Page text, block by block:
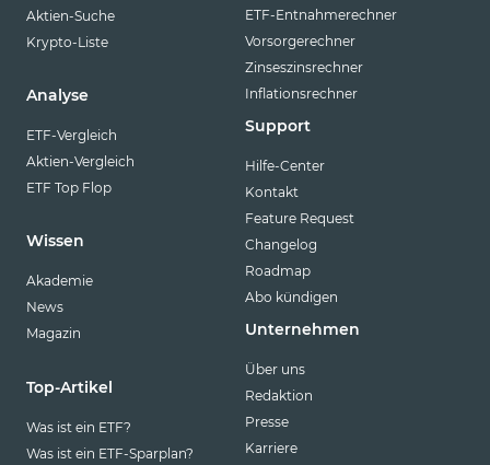
Aktien-Suche
Krypto-Liste
Analyse
ETF-Vergleich
Aktien-Vergleich
ETF Top Flop
Wissen
Akademie
News
Magazin
Top-Artikel
Was ist ein ETF?
Was ist ein ETF-Sparplan?
ETF-Entnahmerechner
Vorsorgerechner
Zinseszinsrechner
Inflationsrechner
Support
Hilfe-Center
Kontakt
Feature Request
Changelog
Roadmap
Abo kündigen
Unternehmen
Über uns
Redaktion
Presse
Karriere